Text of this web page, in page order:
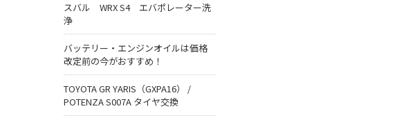
スバル WRX S4 エバポレーター洗
浄
バッテリー・エンジンオイルは価格
改定前の今がおすすめ！
TOYOTA GR YARIS（GXPA16） /
POTENZA S007A タイヤ交換